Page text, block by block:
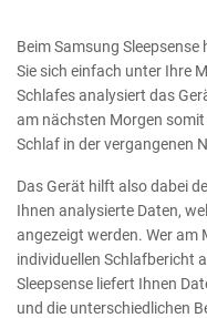
Beim Samsung
Sie sich einfach unter Ihre
Schlafes analysiert das
am nächsten Morgen
Schlaf in der vergangenen
Das Gerät hilft also dabei
Ihnen analysierte Daten,
angezeigt werden. Wer am
individuellen Schlafbericht
Sleepsense liefert Ihnen
und die unterschiedlichen